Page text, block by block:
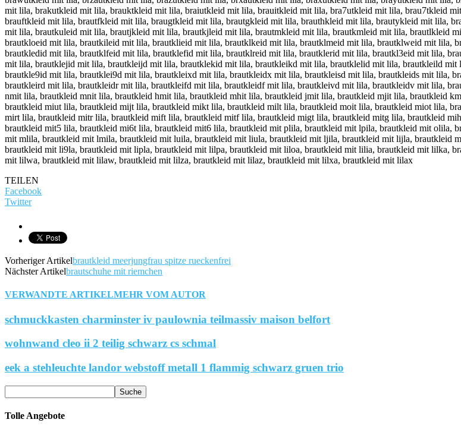
mit lila, brakutkleid mit lila, brauktkleid mit lila, braiutkleid mit lila, brauitkleid mit lila, bra7utkleid mit lila, brau7tkleid
brauftkleid mit lila, brautfkleid mit lila, braugtkleid mit lila, brautgkleid mit lila, brauthkleid mit lila, brautykleid mit lila,
mit lila, brautkuleid mit lila, brautjkleid mit lila, brautkjleid mit lila, brautmkleid mit lila, brautkmleid mit lila, brautlkleid
brautkloeid mit lila, brautkileid mit lila, brautklieid mit lila, brautklkeid mit lila, brautklmeid mit lila, brautklweid mit lila,
brautkledid mit lila, brautklfeid mit lila, brautklefid mit lila, brautklreid mit lila, brautklerid mit lila, brautkl3eid mit lila,
mit lila, brautklejid mit lila, brautkleijd mit lila, brautklekid mit lila, brautkleikd mit lila, brautklelid mit lila, brautkleild
brautkle9id mit lila, brautklei9d mit lila, brautkleixd mit lila, brautkleidx mit lila, brautkleisd mit lila, brautkleids mit lila,
brautkleird mit lila, brautkleidr mit lila, brautkleifd mit lila, brautkleidf mit lila, brautkleivd mit lila, brautkleidv mit lila,
nmit lila, brautkleid mnit lila, brautkleid hmit lila, brautkleid mhit lila, brautkleid jmit lila, brautkleid mjit lila, brautkleid
brautkleid miut lila, brautkleid mijt lila, brautkleid mikt lila, brautkleid milt lila, brautkleid moit lila, brautkleid miot lila,
mirt lila, brautkleid mitr lila, brautkleid mift lila, brautkleid mitf lila, brautkleid migt lila, brautkleid mitg lila, brautkleid
brautkleid mit5 lila, brautkleid mi6t lila, brautkleid mit6 lila, brautkleid mit plila, brautkleid mit lpila, brautkleid mit
mit mlila, brautkleid mit lmila, brautkleid mit luila, brautkleid mit liula, brautkleid mit ljila, brautkleid mit lijla,
brautkleid mit li9la, brautkleid mit lipla, brautkleid mit lilpa, brautkleid mit liloa, brautkleid mit lilia, brautkleid mit lilka,
mit lilwa, brautkleid mit lilaw, brautkleid mit lilza, brautkleid mit lilaz, brautkleid mit lilxa, brautkleid mit lilax
TEILEN
Facebook
Twitter
Vorheriger Artikelbrautkleid meerjungfrau spitze rueckenfrei
Nächster Artikelbrautschuhe mit riemchen
VERWANDTE ARTIKELMEHR VOM AUTOR
schmuckkasten charminster iv paulownia teilmassiv maison belfort
wohnwand cleo ii 2 teilig schwarz cs schmal
eek a stehleuchte landor webstoff metall 1 flammig schwarz gruen trio
Tolle Angebote